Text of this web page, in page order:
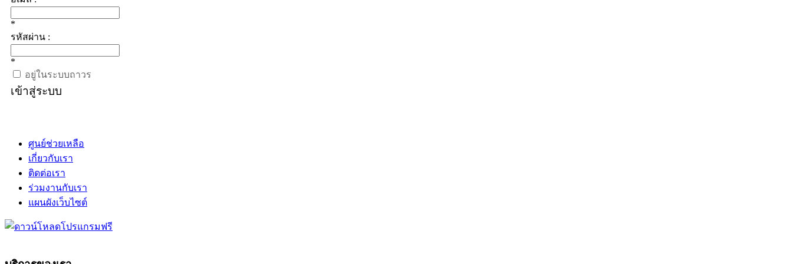
*
รหัสผ่าน :
*
อยู่ในระบบถาวร
เข้าสู่ระบบ
ศูนย์ช่วยเหลือ
เกี่ยวกับเรา
ติดต่อเรา
ร่วมงานกับเรา
แผนผังเว็บไซต์